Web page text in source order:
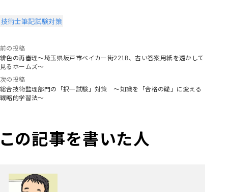
技術士筆記試験対策
前の投稿
緋色の再審理～埼玉県坂戸市ベイカー街221B、古い答案用紙を透かして
見るホームズ～
次の投稿
総合技術監理部門の「択一試験」対策 ～知識を「合格の礎」に変える
戦略的学習法～
この記事を書いた人